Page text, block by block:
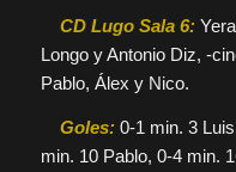
CD Lugo Sala 6:
Longo y Antonio Diz, -
Pablo, Álex y Nico.
Goles: 0-1 min. 3
min. 10 Pablo, 0-4 min.